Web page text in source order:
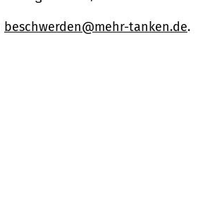
beschwerden@mehr-tanken.de.